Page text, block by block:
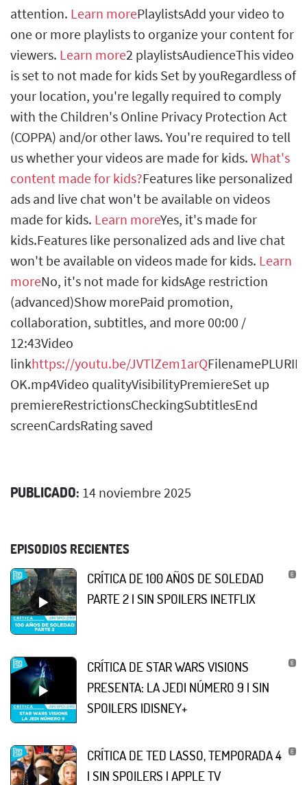
attention. Learn morePlaylistsAdd your video to
one or more playlists to organize your content for
viewers. Learn more2 playlistsAudienceThis video
is set to not made for kids Set by youRegardless of
your location, you're legally required to comply
with the Children's Online Privacy Protection Act
(COPPA) and/or other laws. You're required to tell
us whether your videos are made for kids. What's
content made for kids?Features like personalized
ads and live chat won't be available on videos
made for kids. Learn moreYes, it's made for
kids.Features like personalized ads and live chat
won't be available on videos made for kids. Learn
moreNo, it's not made for kidsAge restriction
(advanced)Show morePaid promotion,
collaboration, subtitles, and more 00:00 /
12:43Video
linkhttps://youtu.be/JVTlZem1arQ
OK.mp4Video qualityVisibilityPremiereSet up
premiereRestrictionsCheckingSubtitlesEnd
screenCardsRating saved
PUBLICADO: 14 noviembre 2025
EPISODIOS RECIENTES
CRÍTICA DE 100 AÑOS DE SOLEDAD
PARTE 2 | SIN SPOILERS |NETFLIX
CRÍTICA DE STAR WARS VISIONS
PRESENTA: LA JEDI NÚMERO 9 | SIN
SPOILERS |DISNEY+
CRÍTICA DE TED LASSO, TEMPORADA 4
| SIN SPOILERS | APPLE TV